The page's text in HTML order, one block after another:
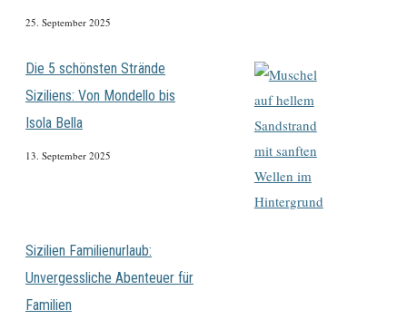
25. September 2025
Die 5 schönsten Strände
Siziliens: Von Mondello bis
Isola Bella
13. September 2025
Sizilien Familienurlaub:
Unvergessliche Abenteuer für
Familien